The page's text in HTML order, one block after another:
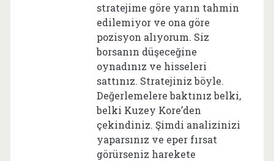
stratejime göre yarın tahmin
edilemiyor ve ona göre
pozisyon alıyorum. Siz
borsanın düşeceğine
oynadınız ve hisseleri
sattınız. Stratejiniz böyle.
Değerlemelere baktınız belki,
belki Kuzey Kore’den
çekindiniz. Şimdi analizinizi
yaparsınız ve eper fırsat
görürseniz harekete